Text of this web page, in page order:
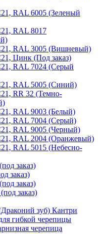
RAL 6005 (Зеленый
RAL 8017
RAL 3005 (Вишневый)
Цинк (Под заказ)
RAL 7024 (Серый
RAL 5005 (Синий)
RR 32 (Темно-
RAL 9003 (Белый)
RAL 7004 (Серый)
RAL 9005 (Черный)
RAL 2004 (Оранжевый)
RAL 5015 (Небесно-
заказ)
заказ)
заказ)
заказ)
зуб) Кантри
гибкой черепицы
черепица